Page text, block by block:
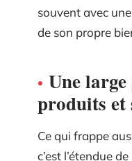
souvent avec
de son propre
Une large
produits et
Ce qui frappe
c’est l’étendue